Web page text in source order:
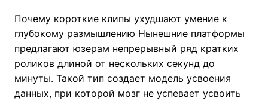
Почему короткие клипы ухудшают умение к
глубокому размышлению Нынешние платформы
предлагают юзерам непрерывный ряд кратких
роликов длиной от нескольких секунд до
минуты. Такой тип создает модель усвоения
данных, при которой мозг не успевает усвоить